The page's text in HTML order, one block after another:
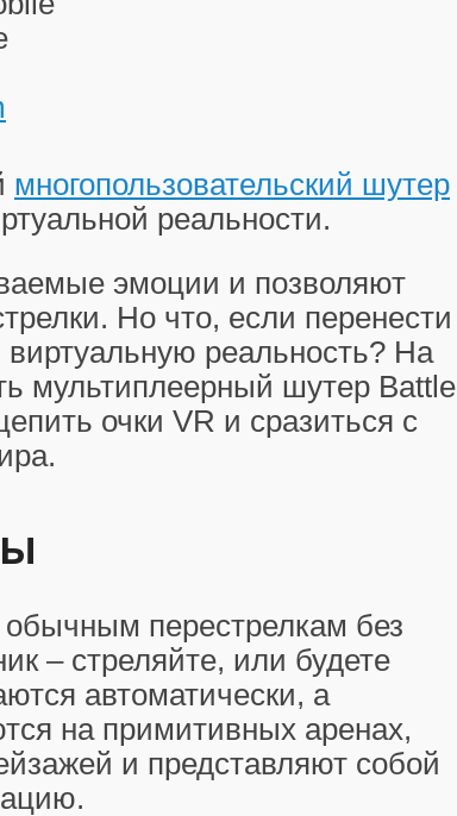
многопользовательский шутер
реальности.
эмоции и позволяют
Но что, если перенести
реальность? На
мультиплеерный шутер Battle
очки VR и сразиться с
обычным перестрелкам без
– стреляйте, или будете
автоматически, а
на примитивных аренах,
и представляют собой